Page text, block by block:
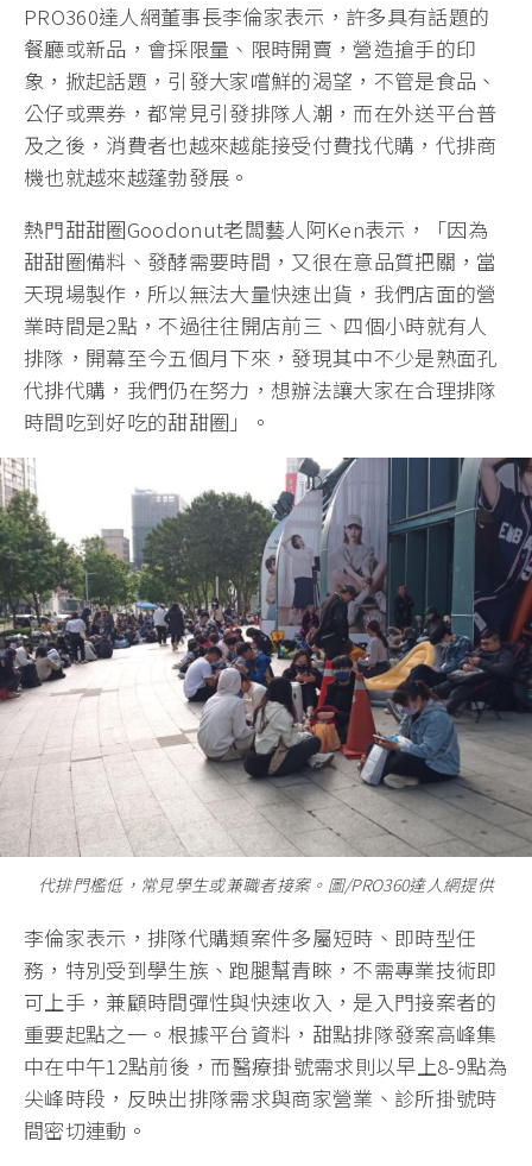
PRO360達人網董事長李倫家表示，許多具有話題的
餐廳或新品，會採限量、限時開賣，營造搶手的印
象，掀起話題，引發大家嚐鮮的渴望，不管是食品、
公仔或票券，都常見引發排隊人潮，而在外送平台普
及之後，消費者也越來越能接受付費找代購，代排商
機也就越來越蓬勃發展。
熱門甜甜圈Goodonut老闆藝人阿Ken表示，「因為
甜甜圈備料、發酵需要時間，又很在意品質把關，當
天現場製作，所以無法大量快速出貨，我們店面的營
業時間是2點，不過往往開店前三、四個小時就有人
排隊，開幕至今五個月下來，發現其中不少是熟面孔
代排代購，我們仍在努力，想辦法讓大家在合理排隊
時間吃到好吃的甜甜圈」。
代排門檻低，常見學生或兼職者接案。圖/PRO360達人網提供
李倫家表示，排隊代購類案件多屬短時、即時型任
務，特別受到學生族、跑腿幫青睞，不需專業技術即
可上手，兼顧時間彈性與快速收入，是入門接案者的
重要起點之一。根據平台資料，甜點排隊發案高峰集
中在中午12點前後，而醫療掛號需求則以早上8-9點為
尖峰時段，反映出排隊需求與商家營業、診所掛號時
間密切連動。